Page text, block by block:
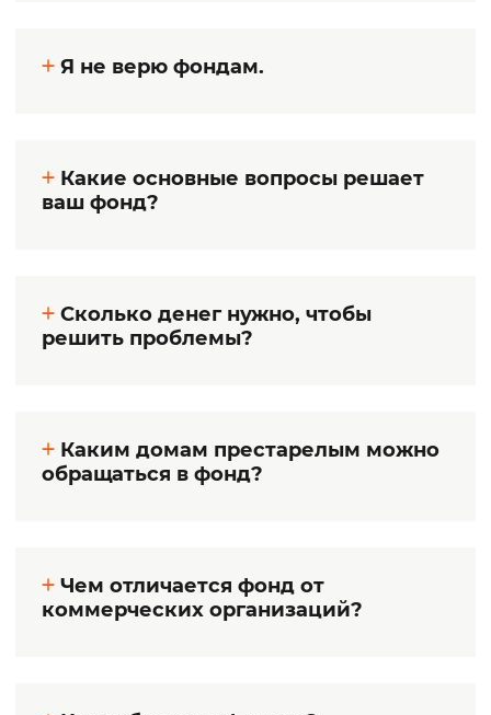
Я не верю фондам.
Какие основные вопросы решает
ваш фонд?
Сколько денег нужно, чтобы
решить проблемы?
Каким домам престарелым можно
обращаться в фонд?
Чем отличается фонд от
коммерческих организаций?